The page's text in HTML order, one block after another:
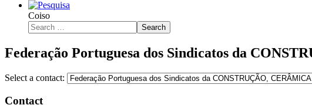
Coiso
Search
Federação Portuguesa dos Sindicatos da
Select a contact:
Contact